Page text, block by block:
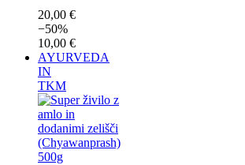
20,00 €
−50%
10,00 €
AYURVEDA
IN
TKM